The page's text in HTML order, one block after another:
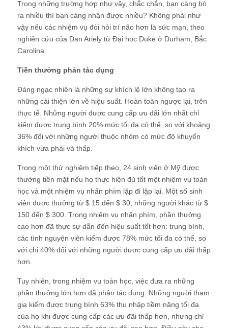
Trong những trường hợp như vậy, chắc chắn, bạn càng bỏ
ra nhiều thì bạn càng nhận được nhiều? Không phải như
vậy nếu các nhiệm vụ đòi hỏi trí não hơn là sức mạn, theo
nghiên cứu của Dan Ariely từ Đại học Duke ở Durham, Bắc
Carolina.
Tiền thưởng phản tác dụng
Đáng ngạc nhiên là những sự khích lệ lớn không tạo ra
những cải thiện lớn về hiệu suất. Hoàn toàn ngược lại, trên
thực tế. Những người được cung cấp ưu đãi lớn nhất chỉ
kiếm được trung bình 20% mức tối đa có thể, so với khoảng
36% đối với những người thuộc nhóm có mức độ khuyến
khích vừa phải và thấp.
Trong một thử nghiệm tiếp theo, 24 sinh viên ở Mỹ được
thưởng tiền mặt nếu họ thực hiện đủ tốt một nhiệm vụ toán
học và một nhiệm vụ nhấn phím lặp đi lặp lại. Một số sinh
viên được thưởng từ $ 15 đến $ 30, những người khác từ $
150 đến $ 300. Trong nhiệm vụ nhấn phím, phần thưởng
cao hơn đã thực sự dẫn đến hiệu suất tốt hơn: trung bình,
các tình nguyện viên kiếm được 78% mức tối đa có thể, so
với chỉ 40% đối với những người được cung cấp ưu đãi thấp
hơn.
Tuy nhiên, trong nhiệm vụ toán học, việc đưa ra những
phần thưởng lớn hơn đã phản tác dụng. Những người tham
gia kiếm được trung bình 63% thu nhập tiềm năng tối đa
của họ khi được cung cấp các ưu đãi thấp hơn, nhưng chỉ